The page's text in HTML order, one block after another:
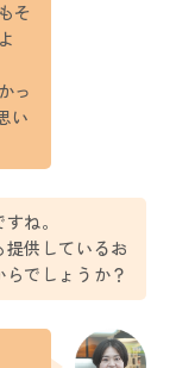
そ
っ
い
ね。
供しているお
でしょうか？